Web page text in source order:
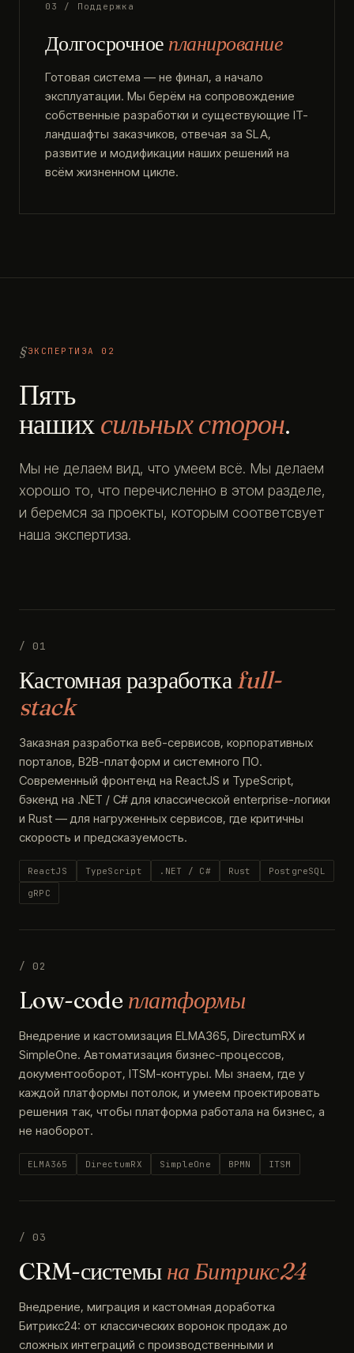
03 / Поддержка
Долгосрочное планирование
Готовая система — не финал, а начало
эксплуатации. Мы берём на сопровождение
собственные разработки и существующие IT-
ландшафты заказчиков, отвечая за SLA,
развитие и модификации наших решений на
всём жизненном цикле.
ЭКСПЕРТИЗА 02
Пять
нашихсильных сторон.
Мы не делаем вид, что умеем всё. Мы делаем
хорошо то, что перечисленно в этом разделе,
и беремся за проекты, которым соответсвует
наша экспертиза.
/ 01
Кастомная разработкаfull-
stack
Заказная разработка веб-сервисов, корпоративных
порталов, B2B-платформ и системного ПО.
Современный фронтенд на ReactJS и TypeScript,
бэкенд на .NET / C# для классической enterprise-логики
и Rust — для нагруженных сервисов, где критичны
скорость и предсказуемость.
ReactJS TypeScript .NET / C# Rust
PostgreSQL
gRPC
/ 02
Low-code платформы
Внедрение и кастомизация ELMA365, DirectumRX и
SimpleOne. Автоматизация бизнес-процессов,
документооборот, ITSM-контуры. Мы знаем, где у
каждой платформы потолок, и умеем проектировать
решения так, чтобы платформа работала на бизнес, а
не наоборот.
ELMA365 DirectumRX SimpleOne BPMN ITSM
/ 03
CRM-системына Битрикс24
Внедрение, миграция и кастомная доработка
Битрикс24: от классических воронок продаж до
сложных интеграций с производственными и